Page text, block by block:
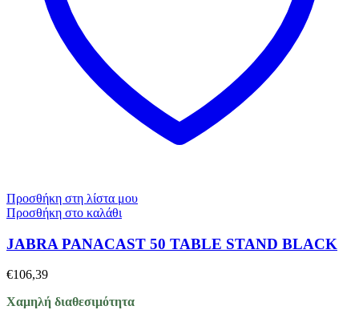
Προσθήκη στη λίστα μου
Προσθήκη στο καλάθι
JABRA PANACAST 50 TABLE STAND BLACK
€106,39
Χαμηλή διαθεσιμότητα